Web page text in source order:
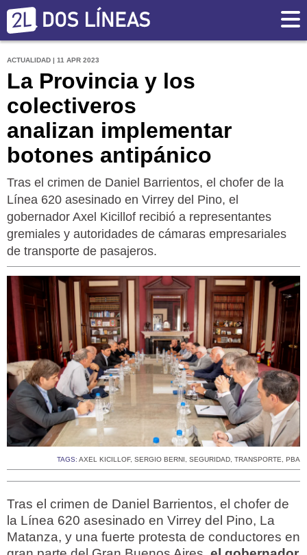
ACTUALIDAD | 11 APR 2023
La Provincia y los
colectiveros
analizan implementar
botones antipánico
Tras el crimen de Daniel Barrientos, el chofer de la
Línea 620 asesinado en Virrey del Pino, el
gobernador Axel Kicillof recibió a representantes
gremiales y autoridades de cámaras empresariales
de transporte de pasajeros.
TAGS: AXEL KICILLOF, SERGIO BERNI , SEGURIDAD, TRANSPORTE, PBA
Tras el crimen de Daniel Barrientos, el chofer de
la Línea 620 asesinado en Virrey del Pino, La
Matanza, y una fuerte protesta de conductores en